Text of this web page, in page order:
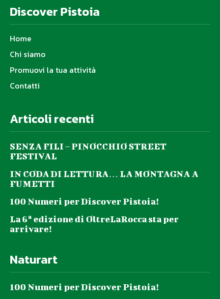
Discover Pistoia
Home
Chi siamo
Promuovi la tua attività
Contatti
Articoli recenti
SENZA FILI – PINOCCHIO STREET
FESTIVAL
IN CODA DI LETTURA… LA MONTAGNA A
FUMETTI
100 Numeri per Discover Pistoia!
La 6ª edizione di OltreLaRocca sta per
arrivare!
Naturart
100 Numeri per Discover Pistoia!